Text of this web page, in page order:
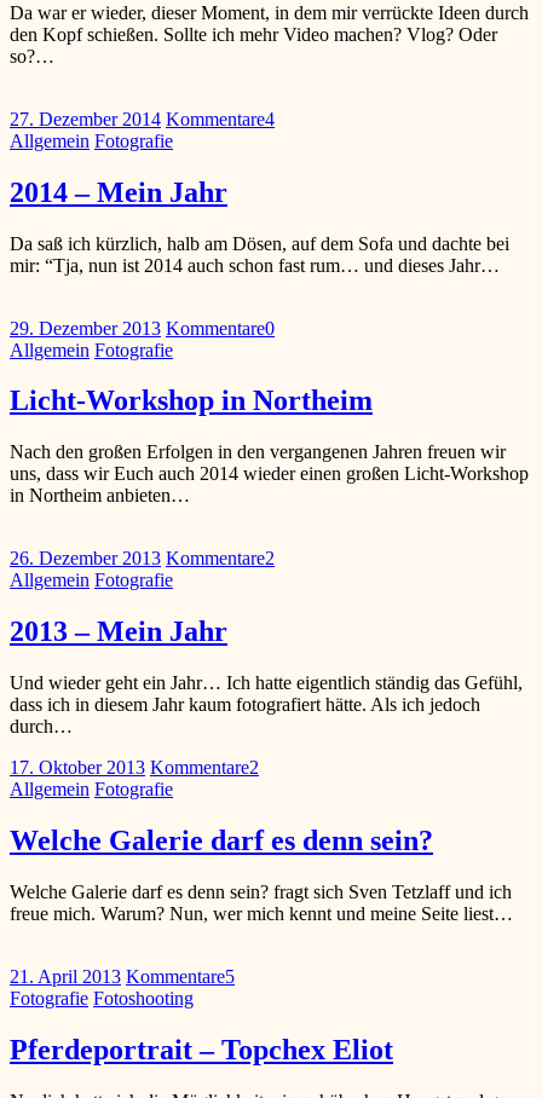
Da war er wieder, dieser Moment, in dem mir verrückte Ideen durch
den Kopf schießen. Sollte ich mehr Video machen? Vlog? Oder
so?…
27. Dezember 2014 Kommentare4
Allgemein Fotografie
2014 – Mein Jahr
Da saß ich kürzlich, halb am Dösen, auf dem Sofa und dachte bei
mir: “Tja, nun ist 2014 auch schon fast rum… und dieses Jahr…
29. Dezember 2013 Kommentare0
Allgemein Fotografie
Licht-Workshop in Northeim
Nach den großen Erfolgen in den vergangenen Jahren freuen wir
uns, dass wir Euch auch 2014 wieder einen großen Licht-Workshop
in Northeim anbieten…
26. Dezember 2013 Kommentare2
Allgemein Fotografie
2013 – Mein Jahr
Und wieder geht ein Jahr… Ich hatte eigentlich ständig das Gefühl,
dass ich in diesem Jahr kaum fotografiert hätte. Als ich jedoch
durch…
17. Oktober 2013 Kommentare2
Allgemein Fotografie
Welche Galerie darf es denn sein?
Welche Galerie darf es denn sein? fragt sich Sven Tetzlaff und ich
freue mich. Warum? Nun, wer mich kennt und meine Seite liest…
21. April 2013 Kommentare5
Fotografie Fotoshooting
Pferdeportrait – Topchex Eliot